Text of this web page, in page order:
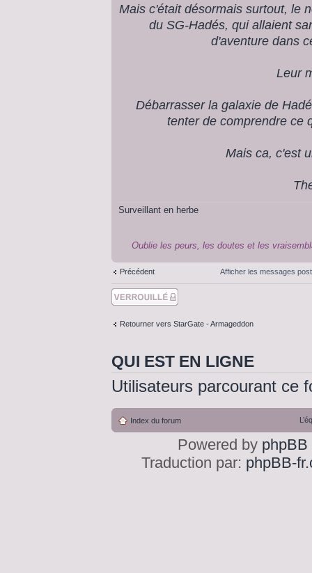
Mais c'était désormais surtout, le
du SG-Hadés, qui allaient
d'aventure dans
Leur
Débarrasser la galaxie de
tenter de comprendre ce
Mais ca, c'est
Surveillant en herbe
Oublie les peurs, les doutes et les
Précédent Afficher les messages
Sujet verouillé
Retourner vers StarGate - Armageddon
QUI EST EN LIGNE
Utilisateurs parcourant ce
Index du forum
Powered by phpBB
Traduction par: phpBB-